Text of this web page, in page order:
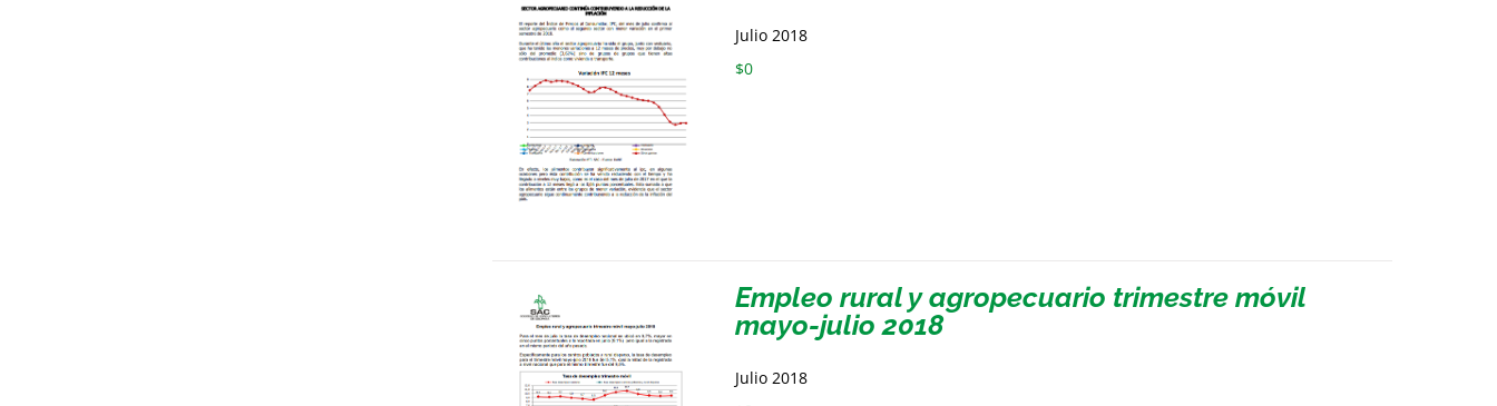
Julio 2018
$0
Empleo rural y agropecuario trimestre móvil
mayo-julio 2018
Julio 2018